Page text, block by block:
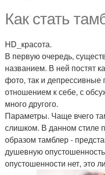
Как стать
HD_красота.
В первую очередь,
названием. В ней постят
фото, так и депрессивные
отношением к себе, с
много другого.
Параметры. Чаще вчего
слишком. В данном стиле
образом тамблер -
душевную
опустошенности нет, это